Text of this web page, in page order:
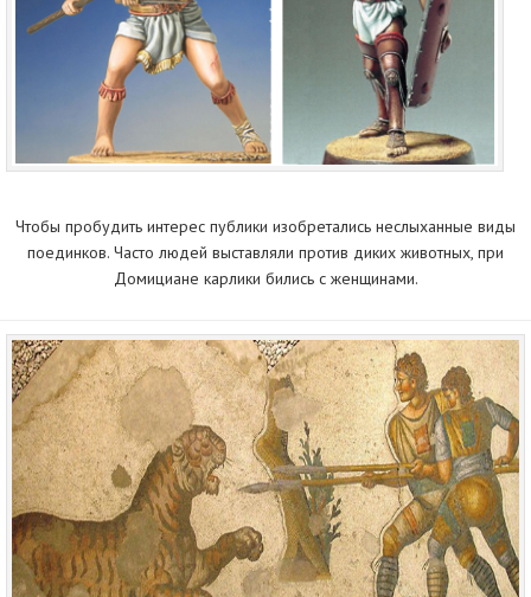
Чтобы пробудить интерес публики изобретались неслыханные виды
поединков. Часто людей выставляли против диких животных, при
Домициане карлики бились с женщинами.